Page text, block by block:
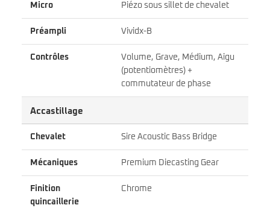
Micro Piézo sous sillet de chevalet
Préampli Vividx-B
Contrôles
Volume, Grave, Médium, Aigu
(potentiomètres) +
commutateur de phase
Accastillage
Chevalet Sire Acoustic Bass Bridge
Mécaniques Premium Diecasting Gear
Finition
quincaillerie
Chrome